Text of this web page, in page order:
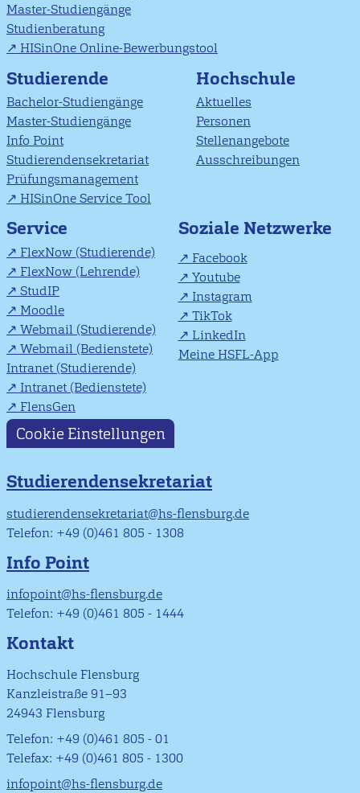
Master-Studiengänge
Studienberatung
HISinOne Online-Bewerbungstool
Studierende
Bachelor-Studiengänge
Master-Studiengänge
Info Point
Studierendensekretariat
Prüfungsmanagement
HISinOne Service Tool
Hochschule
Aktuelles
Personen
Stellenangebote
Ausschreibungen
Service
FlexNow (Studierende)
FlexNow (Lehrende)
StudIP
Moodle
Webmail (Studierende)
Webmail (Bedienstete)
Intranet (Studierende)
Intranet (Bedienstete)
FlensGen
Soziale Netzwerke
Facebook
Youtube
Instagram
TikTok
LinkedIn
Meine HSFL-App
Cookie Einstellungen
Studierendensekretariat
studierendensekretariat@hs-flensburg.de
Telefon: +49 (0)461 805 - 1308
Info Point
infopoint@hs-flensburg.de
Telefon: +49 (0)461 805 - 1444
Kontakt
Hochschule Flensburg
Kanzleistraße 91–93
24943 Flensburg
Telefon: +49 (0)461 805 - 01
Telefax: +49 (0)461 805 - 1300
infopoint@hs-flensburg.de